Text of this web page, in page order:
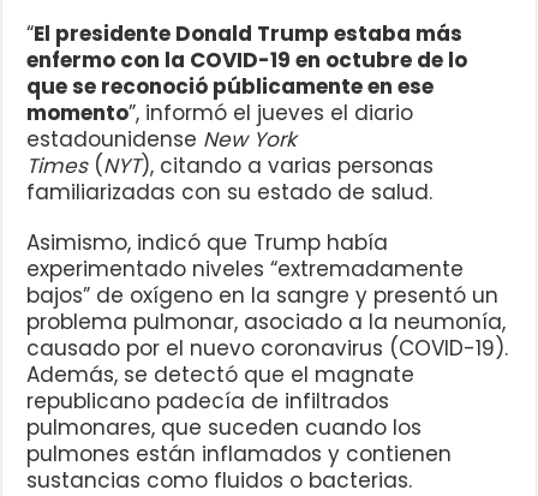
“El presidente Donald Trump estaba más
enfermo con la COVID-19 en octubre de lo
que se reconoció públicamente en ese
momento”, informó el jueves el diario
estadounidense New York
Times(NYT), citando a varias personas
familiarizadas con su estado de salud.
Asimismo, indicó que Trump había
experimentado niveles “extremadamente
bajos” de oxígeno en la sangre y presentó un
problema pulmonar, asociado a la neumonía,
causado por el nuevo coronavirus (COVID-19).
Además, se detectó que el magnate
republicano padecía de infiltrados
pulmonares, que suceden cuando los
pulmones están inflamados y contienen
sustancias como fluidos o bacterias.